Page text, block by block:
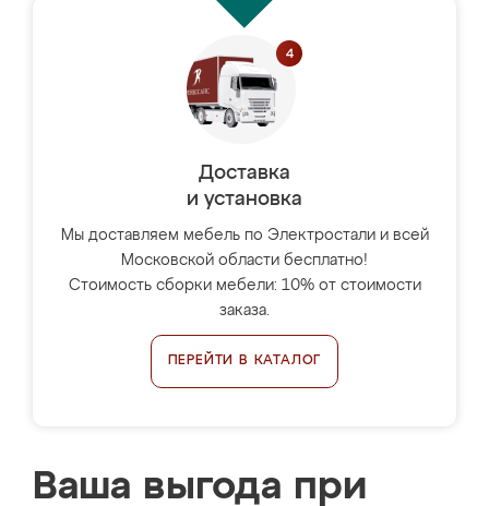
Доставка
и установка
Мы доставляем мебель по Электростали и всей
Московской области бесплатно!
Стоимость сборки мебели: 10% от стоимости
заказа.
ПЕРЕЙТИ В КАТАЛОГ
Ваша выгода при